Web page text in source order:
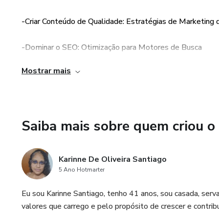
eficácia das suas campanhas
longo do tempo e construir
-Criar Conteúdo de Qualidade: Estratégias de Marketing
-Dominar o SEO: Otimização para Motores de Busca
-Impulsionar suas Vendas: Estratégias de Conversão e
-Mensurar Resultados e Ajustando sua Estratégia:
Mostrar mais
Saiba mais sobre quem criou
Karinne De Oliveira Santiago
5 Ano Hotmarter
Eu sou Karinne Santiago, tenho 41 anos, sou casada,
valores que carrego e pelo propósito de crescer e